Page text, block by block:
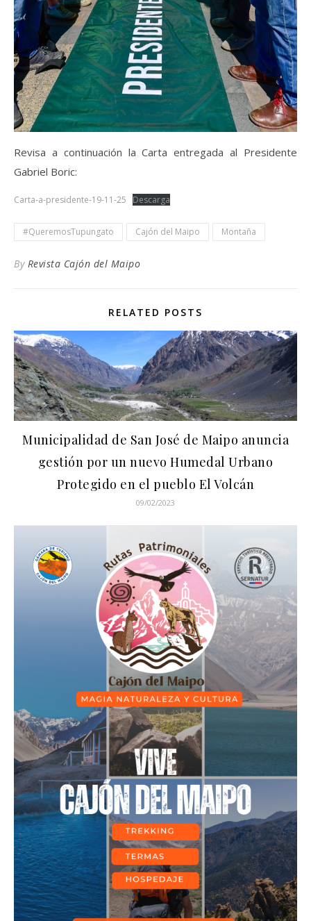
Revisa a continuación la Carta entregada al Presidente
Gabriel Boric:
Carta-a-presidente-19-11-25 Descarga
#QueremosTupungato Cajón del Maipo Montaña
By Revista Cajón del Maipo
RELATED POSTS
Municipalidad de San José de Maipo anuncia
gestión por un nuevo Humedal Urbano
Protegido en el pueblo El Volcán
09/02/2023